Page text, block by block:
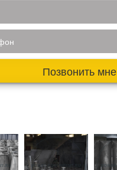
Позвонить мне